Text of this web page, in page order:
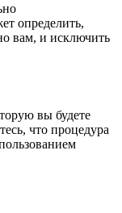
определить,
вам, и исключить
вы будете
что процедура